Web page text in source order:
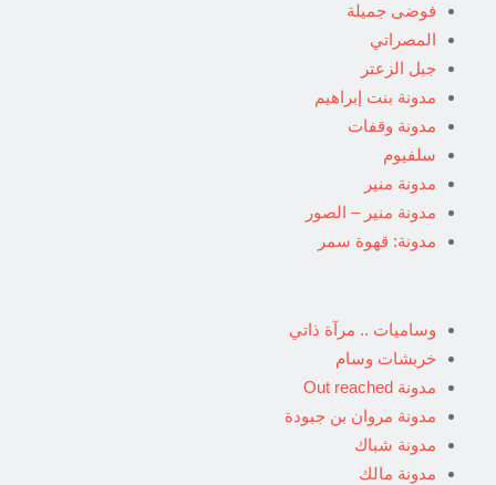
فوضى جميلة
المصراتي
جبل الزعتر
مدونة بنت إبراهيم
مدونة وقفات
سلفيوم
مدونة منير
مدونة منير – الصور
مدونة: قهوة سمر
وساميات .. مرآة ذاتي
خربشات وسام
مدونة Out reached
مدونة مروان بن جبودة
مدونة شباك
مدونة مالك